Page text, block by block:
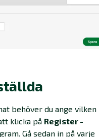
behöver du ange vilken
klicka på Register -
Gå sedan in på varje